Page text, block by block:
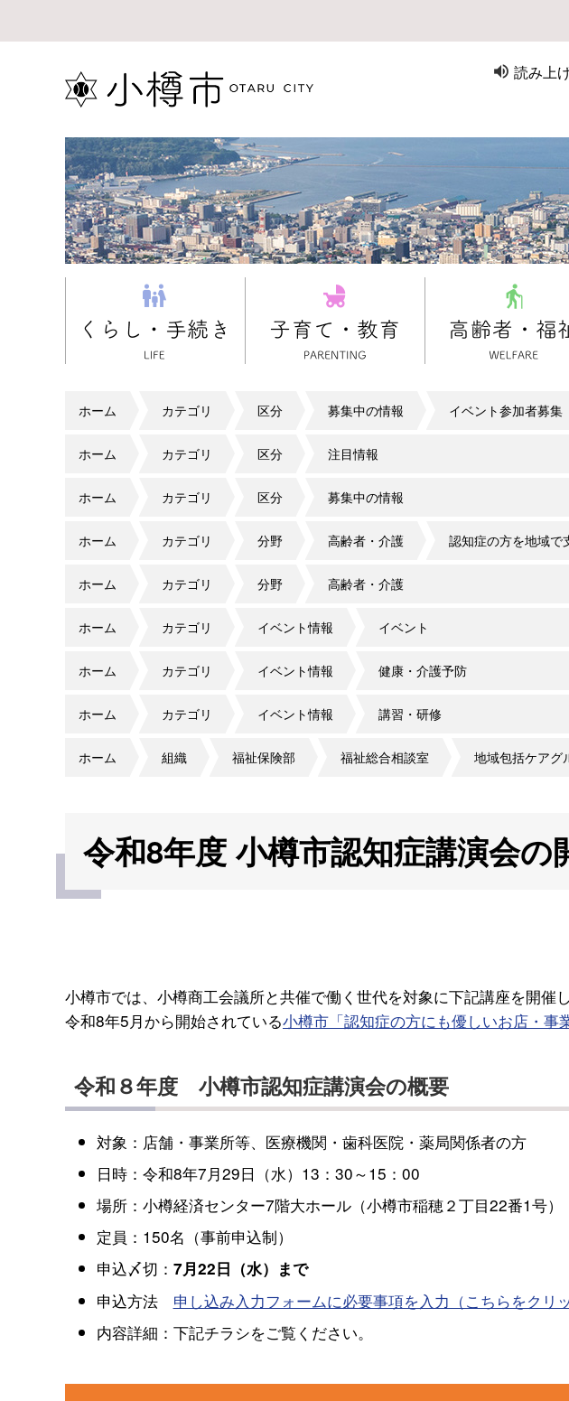
読み上
ホーム カテゴリ 区分 募集中の情報 イベント参加者募集
ホーム カテゴリ 区分 注目情報
ホーム カテゴリ 区分 募集中の情報
ホーム カテゴリ 分野 高齢者・介護 認知症の方を地域で
ホーム カテゴリ 分野 高齢者・介護
ホーム カテゴリ イベント情報 イベント
ホーム カテゴリ イベント情報 健康・介護予防
ホーム カテゴリ イベント情報 講習・研修
ホーム 組織 福祉保険部 福祉総合相談室 地域包括ケアグ
令和8年度 小樽市認知症講演会の
小樽市では、小樽商工会議所と共催で働く世代を対象に下記講座を開催し
令和8年5月から開始されている小樽市「認知症の方にも優しいお店・事
令和８年度 小樽市認知症講演会の概要
対象：店舗・事業所等、医療機関・歯科医院・薬局関係者の方
日時：令和8年7月29日（水）13：30～15：00
場所：小樽経済センター7階大ホール（小樽市稲穂２丁目22番1号）
定員：150名（事前申込制）
申込〆切： 7月22日（水）まで
申込方法 申し込み入力フォームに必要事項を入力（こちらをクリッ
内容詳細：下記チラシをご覧ください。